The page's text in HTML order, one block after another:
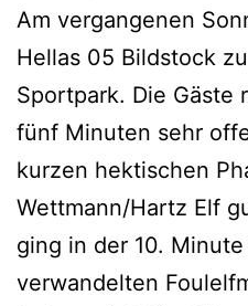
Am vergangenen
Hellas 05 Bildstock
Sportpark. Die Gäste
fünf Minuten sehr
kurzen hektischen
Wettmann/Hartz Elf
ging in der 10.
verwandelten